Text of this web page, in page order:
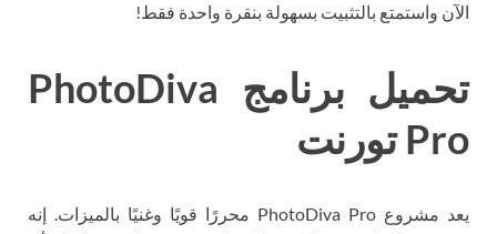
الآن واستمتع بالتثبيت بسهولة بنقرة واحدة فقط!
تحميل برنامج PhotoDiva
Pro تورنت
يعد مشروع PhotoDiva Pro محررًا قويًا وغنيًا بالميزات. إنه